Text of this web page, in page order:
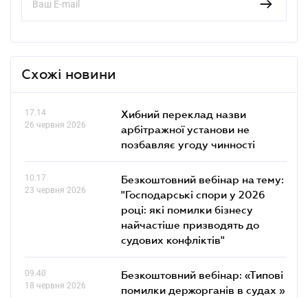
Схожі новини
17.14
26 червня 2026
Хибний переклад назви
арбітражної установи не
позбавляє угоду чинності
10.17
23 червня 2026
Безкоштовний вебінар на тему:
"Господарські спори у 2026
році: які помилки бізнесу
найчастіше призводять до
судових конфліктів"
09.40
18 червня 2026
Безкоштовний вебінар: «Типові
помилки держорганів в судах »